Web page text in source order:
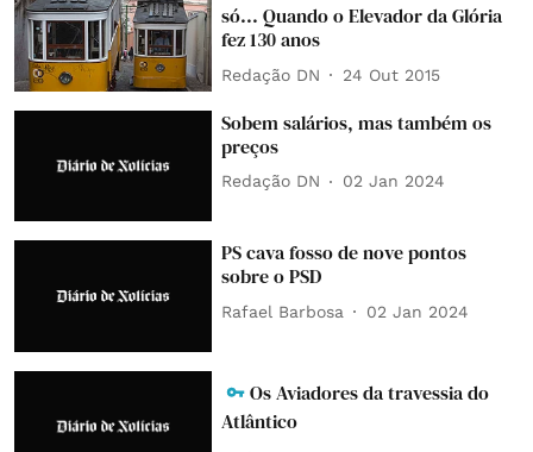
só... Quando o Elevador da Glória
fez 130 anos
Redação DN 24 Out 2015
Sobem salários, mas também os
preços
Redação DN 02 Jan 2024
PS cava fosso de nove pontos
sobre o PSD
Rafael Barbosa 02 Jan 2024
Os Aviadores da travessia do
Atlântico